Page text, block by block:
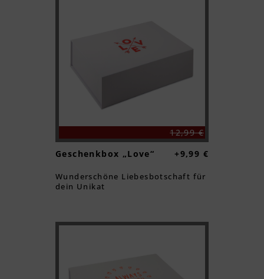
12,99 €
Geschenkbox „Love“
+9,99 €
Wunderschöne Liebesbotschaft für
dein Unikat